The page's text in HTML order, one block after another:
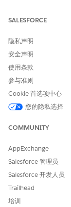
SALESFORCE
隐私声明
安全声明
使用条款
参与准则
Cookie 首选项中心
您的隐私选择
COMMUNITY
AppExchange
Salesforce 管理员
Salesforce 开发人员
Trailhead
培训